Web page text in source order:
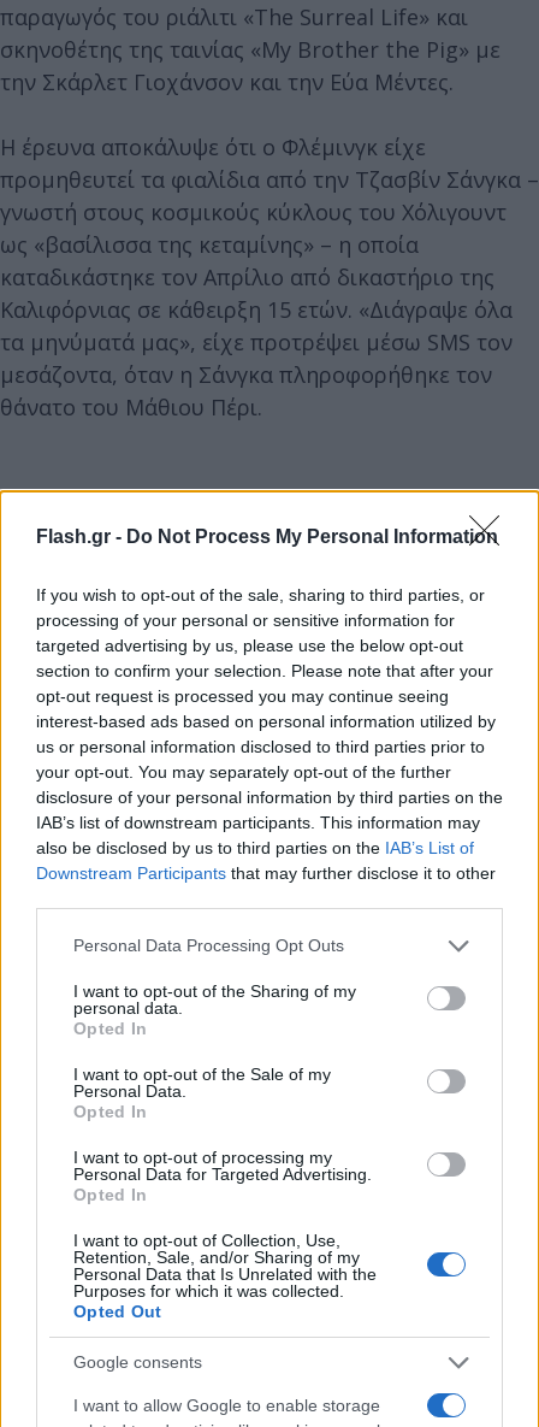
Flash.gr - Do Not Process My Personal Information
If you wish to opt-out of the sale, sharing to third parties, or
processing of your personal or sensitive information for
targeted advertising by us, please use the below opt-out
section to confirm your selection. Please note that after your
opt-out request is processed you may continue seeing
interest-based ads based on personal information utilized by
us or personal information disclosed to third parties prior to
your opt-out. You may separately opt-out of the further
disclosure of your personal information by third parties on the
IAB’s list of downstream participants. This information may
also be disclosed by us to third parties on the IAB’s List of
Downstream Participants that may further disclose it to other
Please note that this website/app uses one or more Google
not limited to your visit or usage behaviour. You may click to
grant or deny consent to Google and its third-party tags to
use your data for below specified purposes in below Google
consent section.
Personal Data Processing Opt Outs
I want to opt-out of the Sharing of my
personal data.
Opted In
I want to opt-out of the Sale of my
Personal Data.
Opted In
I want to opt-out of processing my
Personal Data for Targeted Advertising.
Opted In
I want to opt-out of Collection, Use,
Retention, Sale, and/or Sharing of my
Personal Data that Is Unrelated with the
Purposes for which it was collected.
Opted Out
Google consents
I want to allow Google to enable storage
παραγωγός του ριάλιτι «The Surreal Life» και
σκηνοθέτης της ταινίας «My Brother the Pig» με
την Σκάρλετ Γιοχάνσον και την Εύα Μέντες.
Η έρευνα αποκάλυψε ότι ο Φλέμινγκ είχε
προμηθευτεί τα φιαλίδια από την Τζασβίν Σάνγκα –
γνωστή στους κοσμικούς κύκλους του Χόλιγουντ
ως «βασίλισσα της κεταμίνης» – η οποία
καταδικάστηκε τον Απρίλιο από δικαστήριο της
Καλιφόρνιας σε κάθειρξη 15 ετών. «Διάγραψε όλα
τα μηνύματά μας», είχε προτρέψει μέσω SMS τον
μεσάζοντα, όταν η Σάνγκα πληροφορήθηκε τον
θάνατο του Μάθιου Πέρι.
Πηγή: ΑΠΕ-ΜΠΕ
Κάνε κλικ και δες περισσότερο
Flash.grστην αναζήτηση της